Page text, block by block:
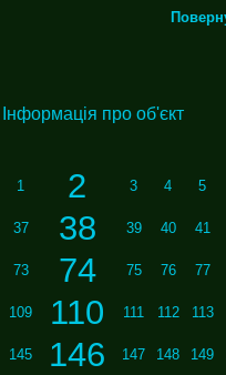
Інформація про об'єкт
1 2 3 4 5
37 38 39 40 41
73 74 75 76 77
109 110 111 112 113
145 146 147 148 149